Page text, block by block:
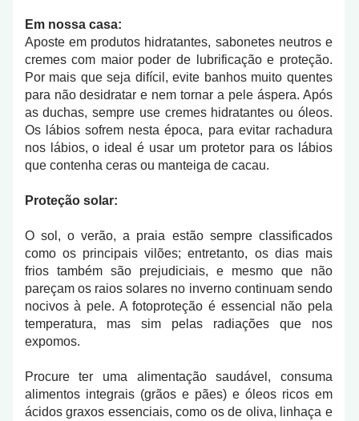
Em nossa casa:
Aposte em produtos hidratantes, sabonetes neutros e
cremes com maior poder de lubrificação e proteção.
Por mais que seja difícil, evite banhos muito quentes
para não desidratar e nem tornar a pele áspera. Após
as duchas, sempre use cremes hidratantes ou óleos.
Os lábios sofrem nesta época, para evitar rachadura
nos lábios, o ideal é usar um protetor para os lábios
que contenha ceras ou manteiga de cacau.
Proteção solar:
O sol, o verão, a praia estão sempre classificados
como os principais vilões; entretanto, os dias mais
frios também são prejudiciais, e mesmo que não
pareçam os raios solares no inverno continuam sendo
nocivos à pele. A fotoproteção é essencial não pela
temperatura, mas sim pelas radiações que nos
expomos.
Procure ter uma alimentação saudável, consuma
alimentos integrais (grãos e pães) e óleos ricos em
ácidos graxos essenciais, como os de oliva, linhaça e